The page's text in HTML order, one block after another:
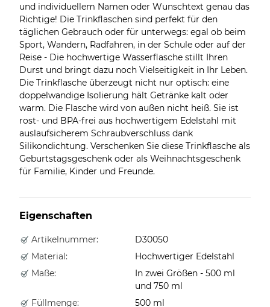
und individuellem Namen oder Wunschtext genau das
Richtige! Die Trinkflaschen sind perfekt für den
täglichen Gebrauch oder für unterwegs: egal ob beim
Sport, Wandern, Radfahren, in der Schule oder auf der
Reise - Die hochwertige Wasserflasche stillt Ihren
Durst und bringt dazu noch Vielseitigkeit in Ihr Leben.
Die Trinkflasche überzeugt nicht nur optisch: eine
doppelwandige Isolierung hält Getränke kalt oder
warm. Die Flasche wird von außen nicht heiß. Sie ist
rost- und BPA-frei aus hochwertigem Edelstahl mit
auslaufsicherem Schraubverschluss dank
Silikondichtung. Verschenken Sie diese Trinkflasche als
Geburtstagsgeschenk oder als Weihnachtsgeschenk
für Familie, Kinder und Freunde.
Eigenschaften
Artikelnummer:
D30050
Material:
Hochwertiger Edelstahl
Maße:
In zwei Größen - 500 ml
und 750 ml
Füllmenge:
500 ml